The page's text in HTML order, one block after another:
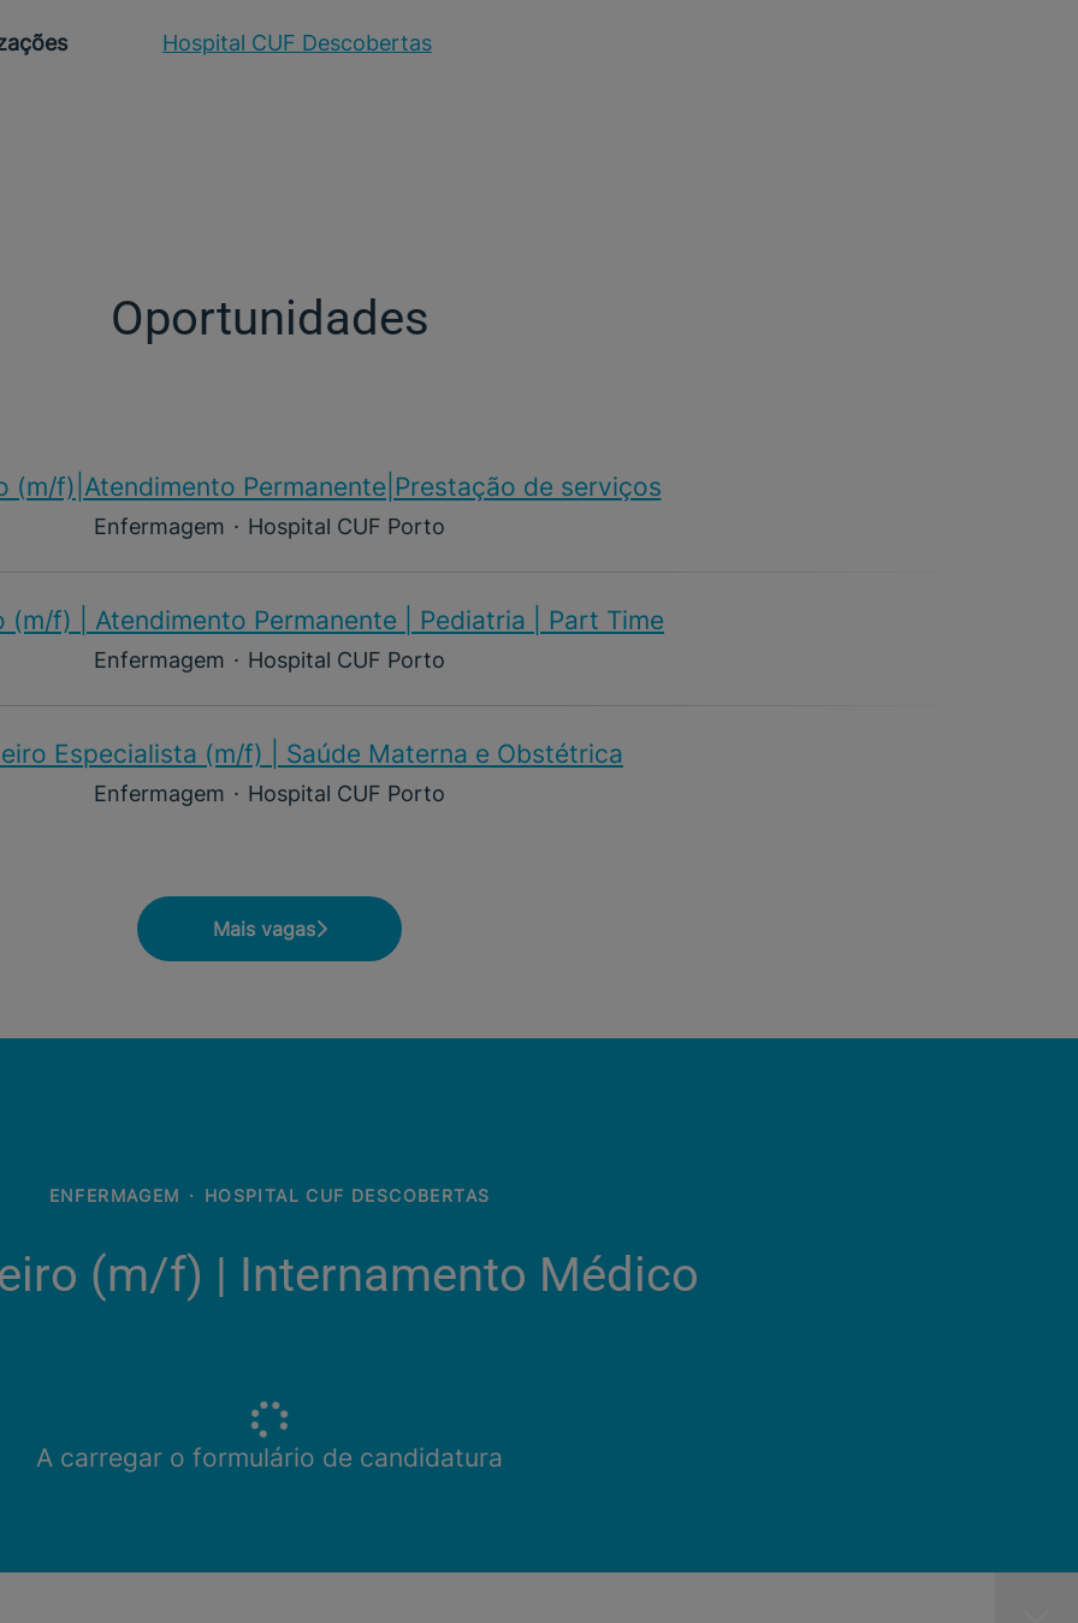
Hospital CUF Descobertas
Oportunidades
(m/f)​|Atendimento Permanente|Prestação de serviços
Enfermagem · Hospital CUF Porto
(m/f)​ | Atendimento Permanente | Pediatria | Part Time
Enfermagem · Hospital CUF Porto
Especialista (m/f)​ | Saúde Materna e Obstétrica
Enfermagem · Hospital CUF Porto
Mais vagas
ENFERMAGEM · HOSPITAL CUF DESCOBERTAS
(m/f)​ | Internamento Médico
A carregar o formulário de candidatura